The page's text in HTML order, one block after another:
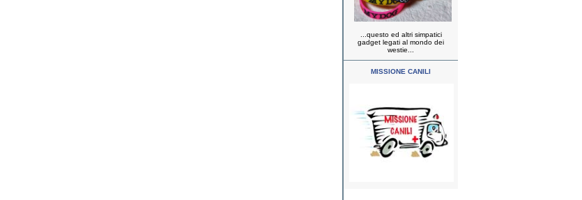
...questo ed altri simpatici
gadget legati al mondo dei
westie...
MISSIONE CANILI